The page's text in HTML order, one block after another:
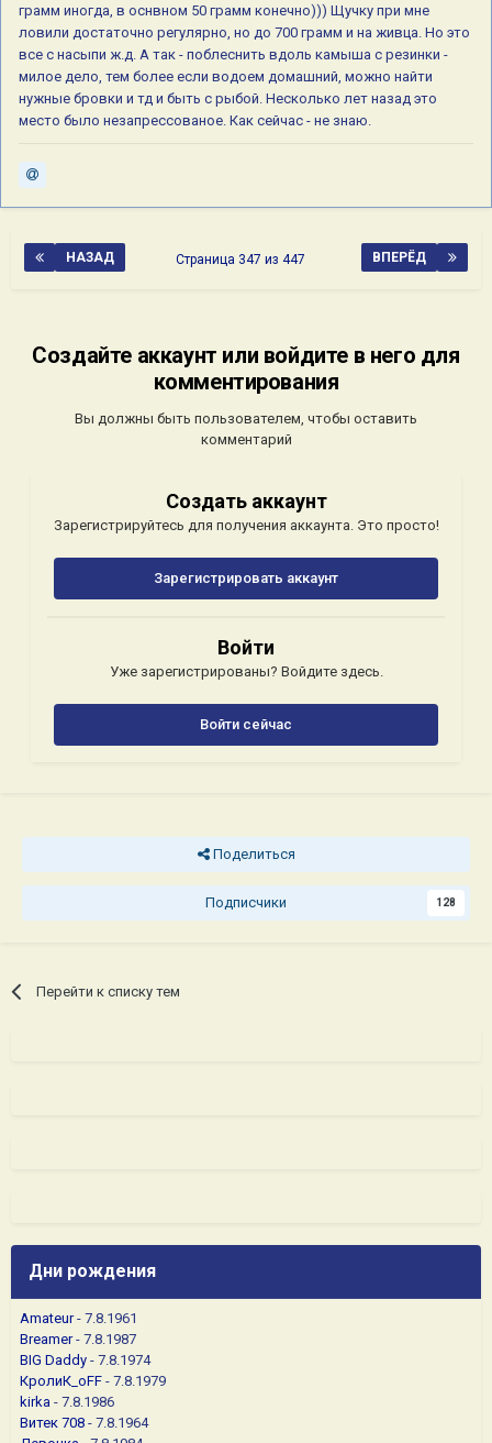
грамм иногда, в оснвном 50 грамм конечно))) Щучку при мне
ловили достаточно регулярно, но до 700 грамм и на живца. Но это
все с насыпи ж.д. А так - поблеснить вдоль камыша с резинки -
милое дело, тем более если водоем домашний, можно найти
нужные бровки и тд и быть с рыбой. Несколько лет назад это
место было незапрессованое. Как сейчас - не знаю.
НАЗАД ВПЕРЁД
Страница 347 из 447
Создайте аккаунт или войдите в него для
комментирования
Вы должны быть пользователем, чтобы оставить
комментарий
Создать аккаунт
Зарегистрируйтесь для получения аккаунта. Это просто!
Зарегистрировать аккаунт
Войти
Уже зарегистрированы? Войдите здесь.
Войти сейчас
Поделиться
Подписчики 128
Перейти к списку тем
Дни рождения
Amateur- 7.8.1961
Breamer- 7.8.1987
BIG Daddy - 7.8.1974
КролиК_oFF - 7.8.1979
kirka - 7.8.1986
Витек 708 - 7.8.1964